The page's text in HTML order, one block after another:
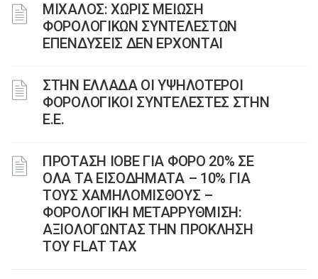
ΜΙΧΑΛΟΣ: ΧΩΡΙΣ ΜΕΙΩΣΗ
ΦΟΡΟΛΟΓΙΚΩΝ ΣΥΝΤΕΛΕΣΤΩΝ
ΕΠΕΝΔΥΣΕΙΣ ΔΕΝ ΕΡΧΟΝΤΑΙ
ΣΤΗΝ ΕΛΛΑΔΑ ΟΙ ΥΨΗΛΟΤΕΡΟΙ
ΦΟΡΟΛΟΓΙΚΟΙ ΣΥΝΤΕΛΕΣΤΕΣ ΣΤΗΝ
Ε.Ε.
ΠΡΟΤΑΣΗ ΙΟΒΕ ΓΙΑ ΦΟΡΟ 20% ΣΕ
ΟΛΑ ΤΑ ΕΙΣΟΔΗΜΑΤΑ – 10% ΓΙΑ
ΤΟΥΣ ΧΑΜΗΛΟΜΙΣΘΟΥΣ –
ΦΟΡΟΛΟΓΙΚΗ ΜΕΤΑΡΡΥΘΜΙΣΗ:
ΑΞΙΟΛΟΓΩΝΤΑΣ ΤΗΝ ΠΡΟΚΛΗΣΗ
ΤΟΥ FLAT TAX